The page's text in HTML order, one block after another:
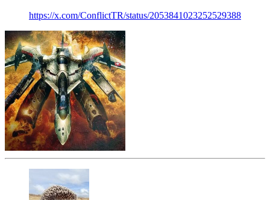
https://x.com/ConflictTR/status/2053841023252529388